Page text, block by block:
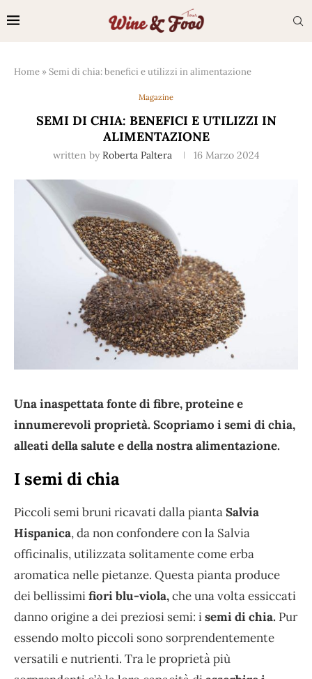
Home »Semi di chia: benefici e utilizzi in alimentazione
Magazine
SEMI DI CHIA: BENEFICI E UTILIZZI IN
ALIMENTAZIONE
written by Roberta Paltera 16 Marzo 2024
Una inaspettata fonte di fibre, proteine e
innumerevoli proprietà. Scopriamo i semi di chia,
alleati della salute e della nostra alimentazione.
I semi di chia
Piccoli semi bruni ricavati dalla piantaSalvia
Hispanica, da non confondere con la Salvia
officinalis, utilizzata solitamente come erba
aromatica nelle pietanze. Questa pianta produce
dei bellissimifiori blu-viola,che una volta essiccati
danno origine a dei preziosi semi: isemi di chia. Pur
essendo molto piccoli sono sorprendentemente
versatili e nutrienti. Tra le proprietà più